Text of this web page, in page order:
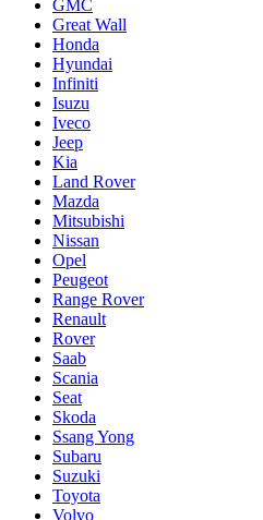
GMC
Great Wall
Honda
Hyundai
Infiniti
Isuzu
Iveco
Jeep
Kia
Land Rover
Mazda
Mitsubishi
Nissan
Opel
Peugeot
Range Rover
Renault
Rover
Saab
Scania
Seat
Skoda
Ssang Yong
Subaru
Suzuki
Toyota
Volvo